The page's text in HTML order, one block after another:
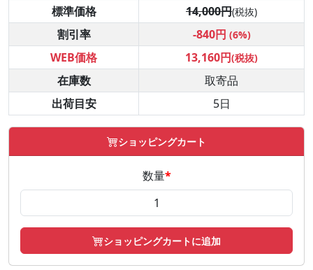
標準価格
14,000円(税抜)
割引率 -840円 (6%)
WEB価格 13,160円(税抜)
在庫数
取寄品
出荷目安
5日
ショッピングカート
数量*
ショッピングカートに追加